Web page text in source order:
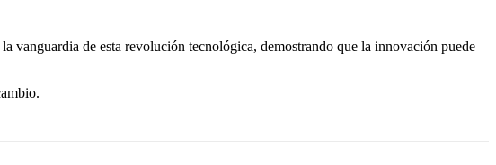
la vanguardia de esta revolución tecnológica, demostrando que la innovación puede